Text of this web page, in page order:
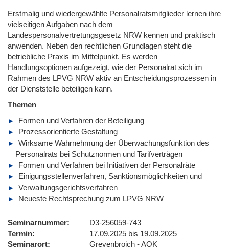
Erstmalig und wiedergewählte Personalratsmitglieder lernen ihre
vielseitigen Aufgaben nach dem
Landespersonalvertretungsgesetz NRW kennen und praktisch
anwenden. Neben den rechtlichen Grundlagen steht die
betriebliche Praxis im Mittelpunkt. Es werden
Handlungsoptionen aufgezeigt, wie der Personalrat sich im
Rahmen des LPVG NRW aktiv an Entscheidungsprozessen in
der Dienststelle beteiligen kann.
Themen
Formen und Verfahren der Beteiligung
Prozessorientierte Gestaltung
Wirksame Wahrnehmung der Überwachungsfunktion des
Personalrats bei Schutznormen und Tarifverträgen
Formen und Verfahren bei Initiativen der Personalräte
Einigungsstellenverfahren, Sanktionsmöglichkeiten und
Verwaltungsgerichtsverfahren
Neueste Rechtsprechung zum LPVG NRW
Seminarnummer
D3-256059-743
Termin
17.09.2025 bis 19.09.2025
Seminarort
Grevenbroich - AOK